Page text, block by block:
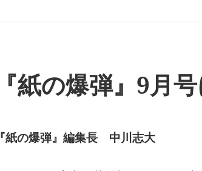
『紙の爆弾』9月
『紙の爆弾』編集長 中川志大